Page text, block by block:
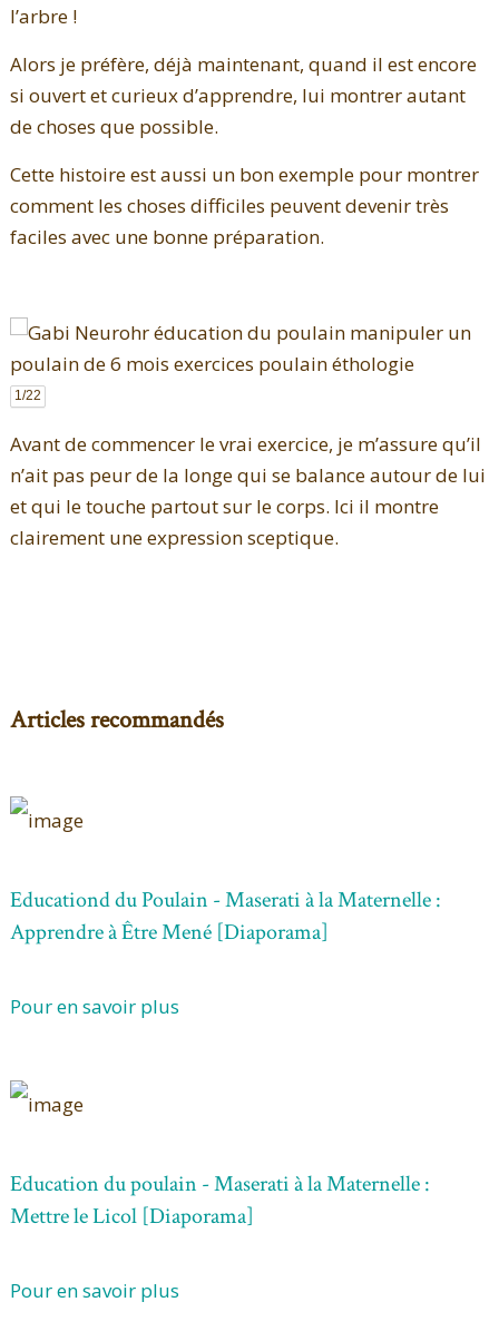
l’arbre !
Alors je préfère, déjà maintenant, quand il est encore
si ouvert et curieux d’apprendre, lui montrer autant
de choses que possible.
Cette histoire est aussi un bon exemple pour montrer
comment les choses difficiles peuvent devenir très
faciles avec une bonne préparation.
1 /22
Avant de commencer le vrai exercice, je m’assure qu’il
n’ait pas peur de la longe qui se balance autour de lui
et qui le touche partout sur le corps. Ici il montre
clairement une expression sceptique.
Articles recommandés
Educationd du Poulain - Maserati à la Maternelle :
Apprendre à Être Mené [Diaporama]
Pour en savoir plus
Education du poulain - Maserati à la Maternelle :
Mettre le Licol [Diaporama]
Pour en savoir plus